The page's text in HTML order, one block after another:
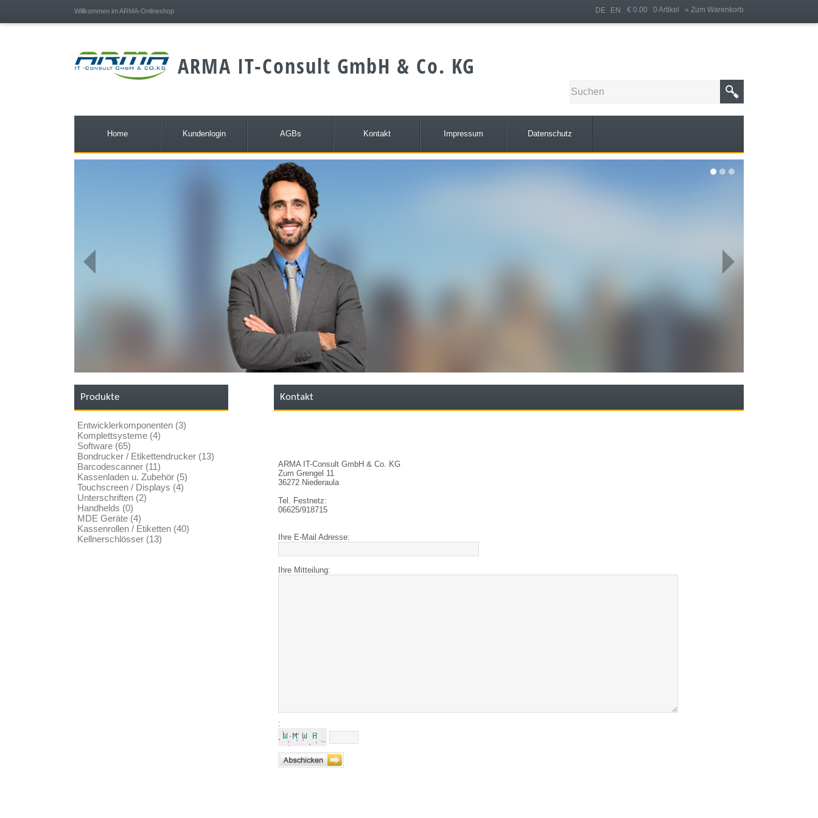
Willkommen im ARMA-Onlineshop € 0.00 0 Artikel » Zum Warenkorb
DE EN
ARMA IT-Consult GmbH & Co. KG
Home Kundenlogin AGBs Kontakt Impressum Datenschutz
Produkte
Entwicklerkomponenten (3)
Komplettsysteme (4)
Software (65)
Bondrucker / Etikettendrucker (13)
Barcodescanner (11)
Kassenladen u. Zubehör (5)
Touchscreen / Displays (4)
Unterschriften (2)
Handhelds (0)
MDE Geräte (4)
Kassenrollen / Etiketten (40)
Kellnerschlösser (13)
Kontakt
ARMA IT-Consult GmbH & Co. KG
Zum Grengel 11
36272 Niederaula
Tel. Festnetz:
06625/918715
Ihre E-Mail Adresse:
Ihre Mitteilung:
: